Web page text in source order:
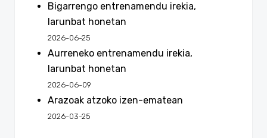
Bigarrengo entrenamendu irekia,
larunbat honetan
2026-06-25
Aurreneko entrenamendu irekia,
larunbat honetan
2026-06-09
Arazoak atzoko izen-ematean
2026-03-25